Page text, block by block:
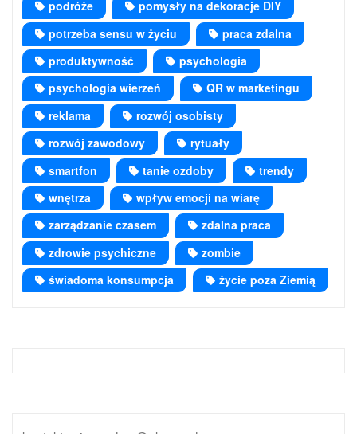
podróże
pomysły na dekoracje DIY
potrzeba sensu w życiu
praca zdalna
produktywność
psychologia
psychologia wierzeń
QR w marketingu
reklama
rozwój osobisty
rozwój zawodowy
rytuały
smartfon
tanie ozdoby
trendy
wnętrza
wpływ emocji na wiarę
zarządzanie czasem
zdalna praca
zdrowie psychiczne
zombie
świadoma konsumpcja
życie poza Ziemią